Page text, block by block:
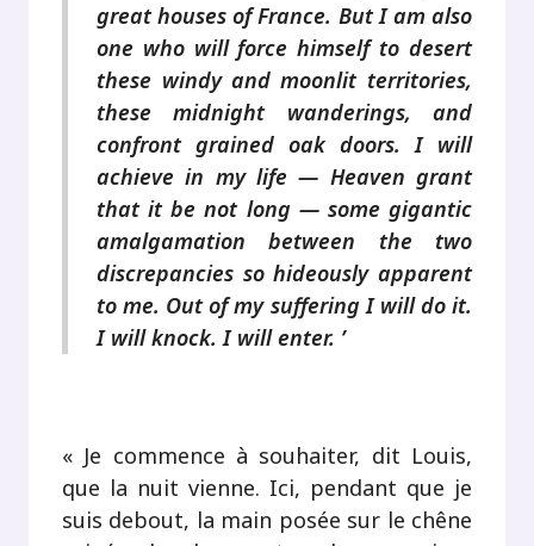
great houses of France. But I am also
one who will force himself to desert
these windy and moonlit territories,
these midnight wanderings, and
confront grained oak doors. I will
achieve in my life — Heaven grant
that it be not long — some gigantic
amalgamation between the two
discrepancies so hideously apparent
to me. Out of my suffering I will do it.
I will knock. I will enter. ’
« Je commence à souhaiter, dit Louis,
que la nuit vienne. Ici, pendant que je
suis debout, la main posée sur le chêne